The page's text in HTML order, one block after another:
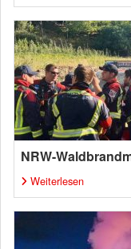
NRW-
Weiterlesen